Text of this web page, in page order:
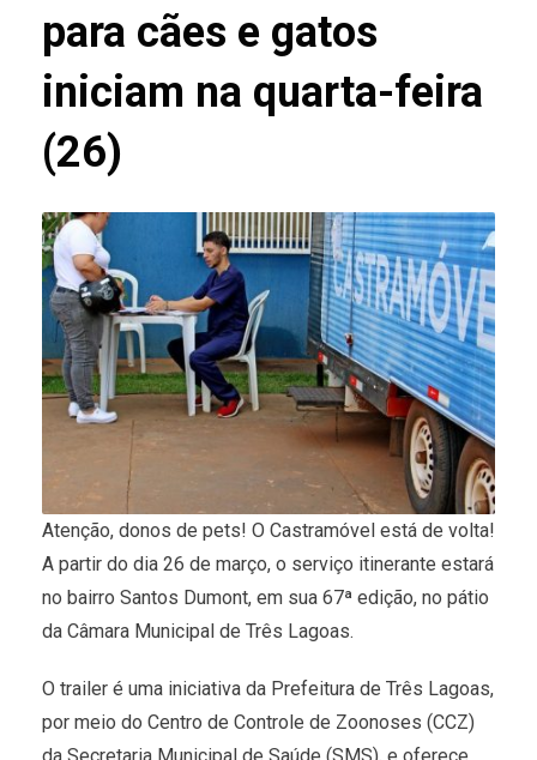
para cães e gatos
iniciam na quarta-feira
(26)
Atenção, donos de pets! O Castramóvel está de volta!
A partir do dia 26 de março, o serviço itinerante estará
no bairro Santos Dumont, em sua 67ª edição, no pátio
da Câmara Municipal de Três Lagoas.
O trailer é uma iniciativa da Prefeitura de Três Lagoas,
por meio do Centro de Controle de Zoonoses (CCZ)